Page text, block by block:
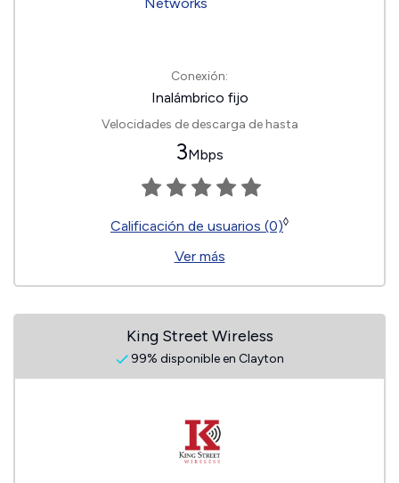
Conexión:
Inalámbrico fijo
Velocidades de descarga de hasta
3Mbps
Calificación de usuarios (0)◊
Ver más
King Street Wireless
99% disponible en Clayton